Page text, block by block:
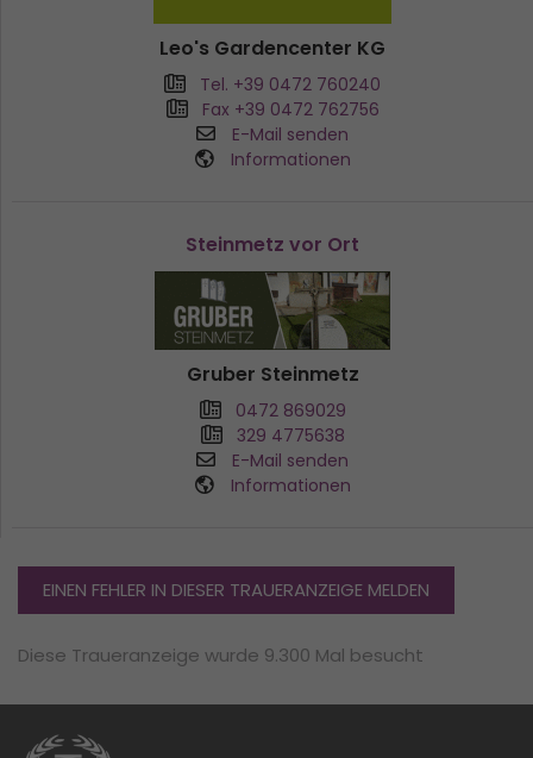
Leo's Gardencenter KG
Tel. +39 0472 760240
Fax +39 0472 762756
E-Mail senden
Informationen
Steinmetz vor Ort
Gruber Steinmetz
0472 869029
329 4775638
E-Mail senden
Informationen
EINEN FEHLER IN DIESER TRAUERANZEIGE MELDEN
Diese Traueranzeige wurde 9.300 Mal besucht